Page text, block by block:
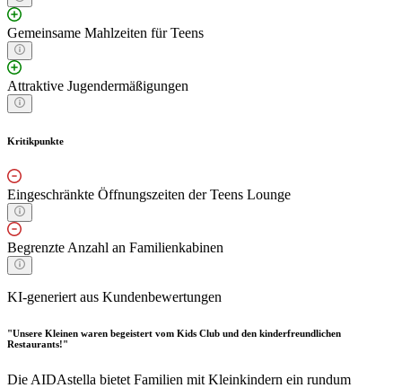
Gemeinsame Mahlzeiten für Teens
Attraktive Jugendermäßigungen
Kritikpunkte
Eingeschränkte Öffnungszeiten der Teens Lounge
Begrenzte Anzahl an Familienkabinen
KI-generiert aus Kundenbewertungen
"Unsere Kleinen waren begeistert vom Kids Club und den kinderfreundlichen
Restaurants!"
Die AIDAstella bietet Familien mit Kleinkindern ein rundum